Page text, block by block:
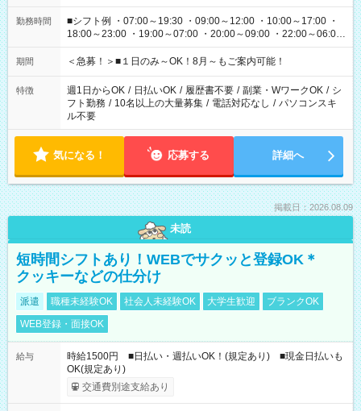
勤務時間
■シフト例 ・07:00～19:30 ・09:00～12:00 ・10:00～17:00 ・
18:00～23:00 ・19:00～07:00 ・20:00～09:00 ・22:00～06:00
etc ★最短で3時間で5,120円のお仕事から 15時間で2万円近く稼
げるお仕事も！ ご希望のお時間に合わせてご紹介！ ※シフトは
ください！
期間 ＜急募！＞■１日のみ～OK！8月～もご案内可能！
特徴 週1日からOK / 日払いOK / 履歴書不要 / 副業・WワークOK / シ
フト勤務 / 10名以上の大量募集 / 電話対応なし / パソコンスキ
ル不要
気になる！ 応募する 詳細へ
掲載日：2026.08.09
未読
短時間シフトあり！WEBでサクッと登録OK＊
クッキーなどの仕分け
派遣 職種未経験OK 社会人未経験OK 大学生歓迎
ブランクOK
WEB登録・面接OK
給与
時給1500円 ■日払い・週払いOK！(規定あり) ■現金日払いも
OK(規定あり)
交通費別途支給あり